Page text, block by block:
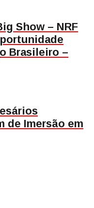
Show – NRF
Brasileiro –
de Imersão em